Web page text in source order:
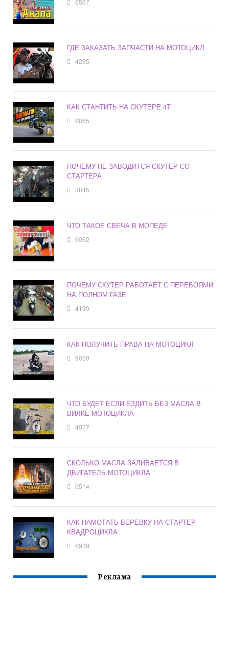
6567
ГДЕ ЗАКАЗАТЬ ЗАПЧАСТИ НА МОТОЦИКЛ
4295
КАК СТАНТИТЬ НА СКУТЕРЕ 4Т
9865
ПОЧЕМУ НЕ ЗАВОДИТСЯ СКУТЕР СО
СТАРТЕРА
3845
ЧТО ТАКОЕ СВЕЧА В МОПЕДЕ
6062
ПОЧЕМУ СКУТЕР РАБОТАЕТ С ПЕРЕБОЯМИ
НА ПОЛНОМ ГАЗЕ
4130
КАК ПОЛУЧИТЬ ПРАВА НА МОТОЦИКЛ
9059
ЧТО БУДЕТ ЕСЛИ ЕЗДИТЬ БЕЗ МАСЛА В
ВИЛКЕ МОТОЦИКЛА
4977
СКОЛЬКО МАСЛА ЗАЛИВАЕТСЯ В
ДВИГАТЕЛЬ МОТОЦИКЛА
6514
КАК НАМОТАТЬ ВЕРЕВКУ НА СТАРТЕР
КВАДРОЦИКЛА
6939
Реклама